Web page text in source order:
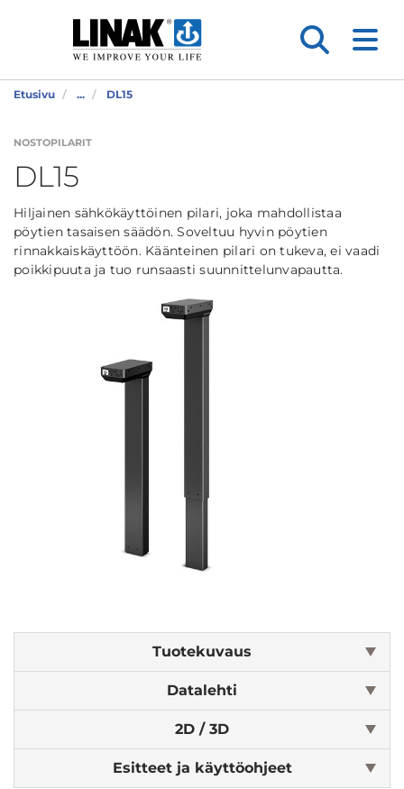
Etusivu ... DL15
NOSTOPILARIT
DL15
Hiljainen sähkökäyttöinen pilari, joka mahdollistaa
pöytien tasaisen säädön. Soveltuu hyvin pöytien
rinnakkaiskäyttöön. Käänteinen pilari on tukeva, ei vaadi
poikkipuuta ja tuo runsaasti suunnittelunvapautta.
Tuotekuvaus
Datalehti
2D / 3D
Esitteet ja käyttöohjeet